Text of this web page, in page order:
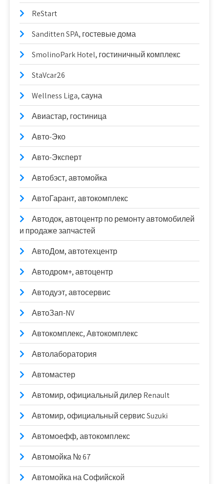
ReStart
Sanditten SPA, гостевые дома
SmolinoPark Hotel, гостиничный комплекс
StaVcar26
Wellness Liga, сауна
Авиастар, гостиница
Авто-Эко
Авто-Эксперт
Автобэст, автомойка
АвтоГарант, автокомплекс
Автодок, автоцентр по ремонту автомобилей
и продаже запчастей
АвтоДом, автотехцентр
Автодром+, автоцентр
Автодуэт, автосервис
АвтоЗап-NV
Автокомплекс, Автокомплекс
Автолаборатория
Автомастер
Автомир, официальный дилер Renault
Автомир, официальный сервис Suzuki
Автомоефф, автокомплекс
Автомойка № 67
Автомойка на Софийской